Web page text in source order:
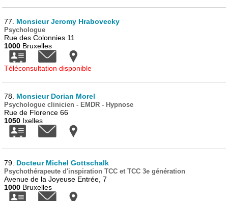
77. Monsieur Jeromy Hrabovecky
Psychologue
Rue des Colonnies 11
1000 Bruxelles
Téléconsultation disponible
78. Monsieur Dorian Morel
Psychologue clinicien - EMDR - Hypnose
Rue de Florence 66
1050 Ixelles
79. Docteur Michel Gottschalk
Psychothérapeute d'inspiration TCC et TCC 3e génération
Avenue de la Joyeuse Entrée, 7
1000 Bruxelles